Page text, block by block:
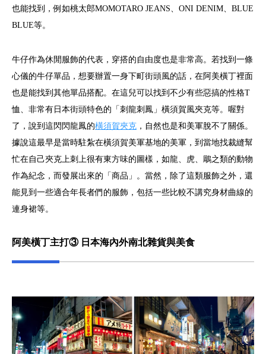
也能找到，例如桃太郎MOMOTARO JEANS、ONI DENIM、BLUE
BLUE等。
牛仔作為休閒服飾的代表，穿搭的自由度也是非常高。若找到一條
心儀的牛仔單品，想要辦置一身下町街頭風的話，在阿美橫丁裡面
也是能找到其他單品搭配。在這兒可以找到不少有些惡搞的性格T
恤、非常有日本街頭特色的「刺龍刺鳳」橫須賀風夾克等。喔對
了，說到這閃閃龍鳳的橫須賀夾克 ，自然也是和美軍脫不了關係。
據說這最早是當時駐紮在橫須賀美軍基地的美軍，到當地找裁縫幫
忙在自己夾克上刺上很有東方味的圖樣，如龍、虎、鵰之類的動物
作為紀念，而發展出來的「商品」。當然，除了這類服飾之外，還
能見到一些適合年長者們的服飾，包括一些比較不講究身材曲線的
連身裙等。
阿美橫丁主打③ 日本海內外南北雜貨與美食